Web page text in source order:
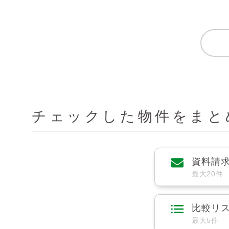
チェックした物件をまと
資料請
最大20件
比較リ
最大5件